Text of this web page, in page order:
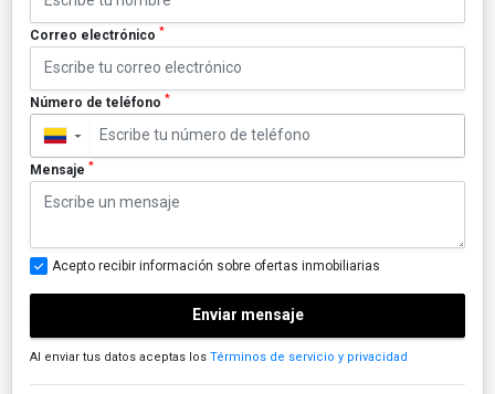
Correo electrónico *
Número de teléfono *
▼
Mensaje *
Acepto recibir información sobre ofertas inmobiliarias
Enviar mensaje
Al enviar tus datos aceptas los Términos de servicio y privacidad